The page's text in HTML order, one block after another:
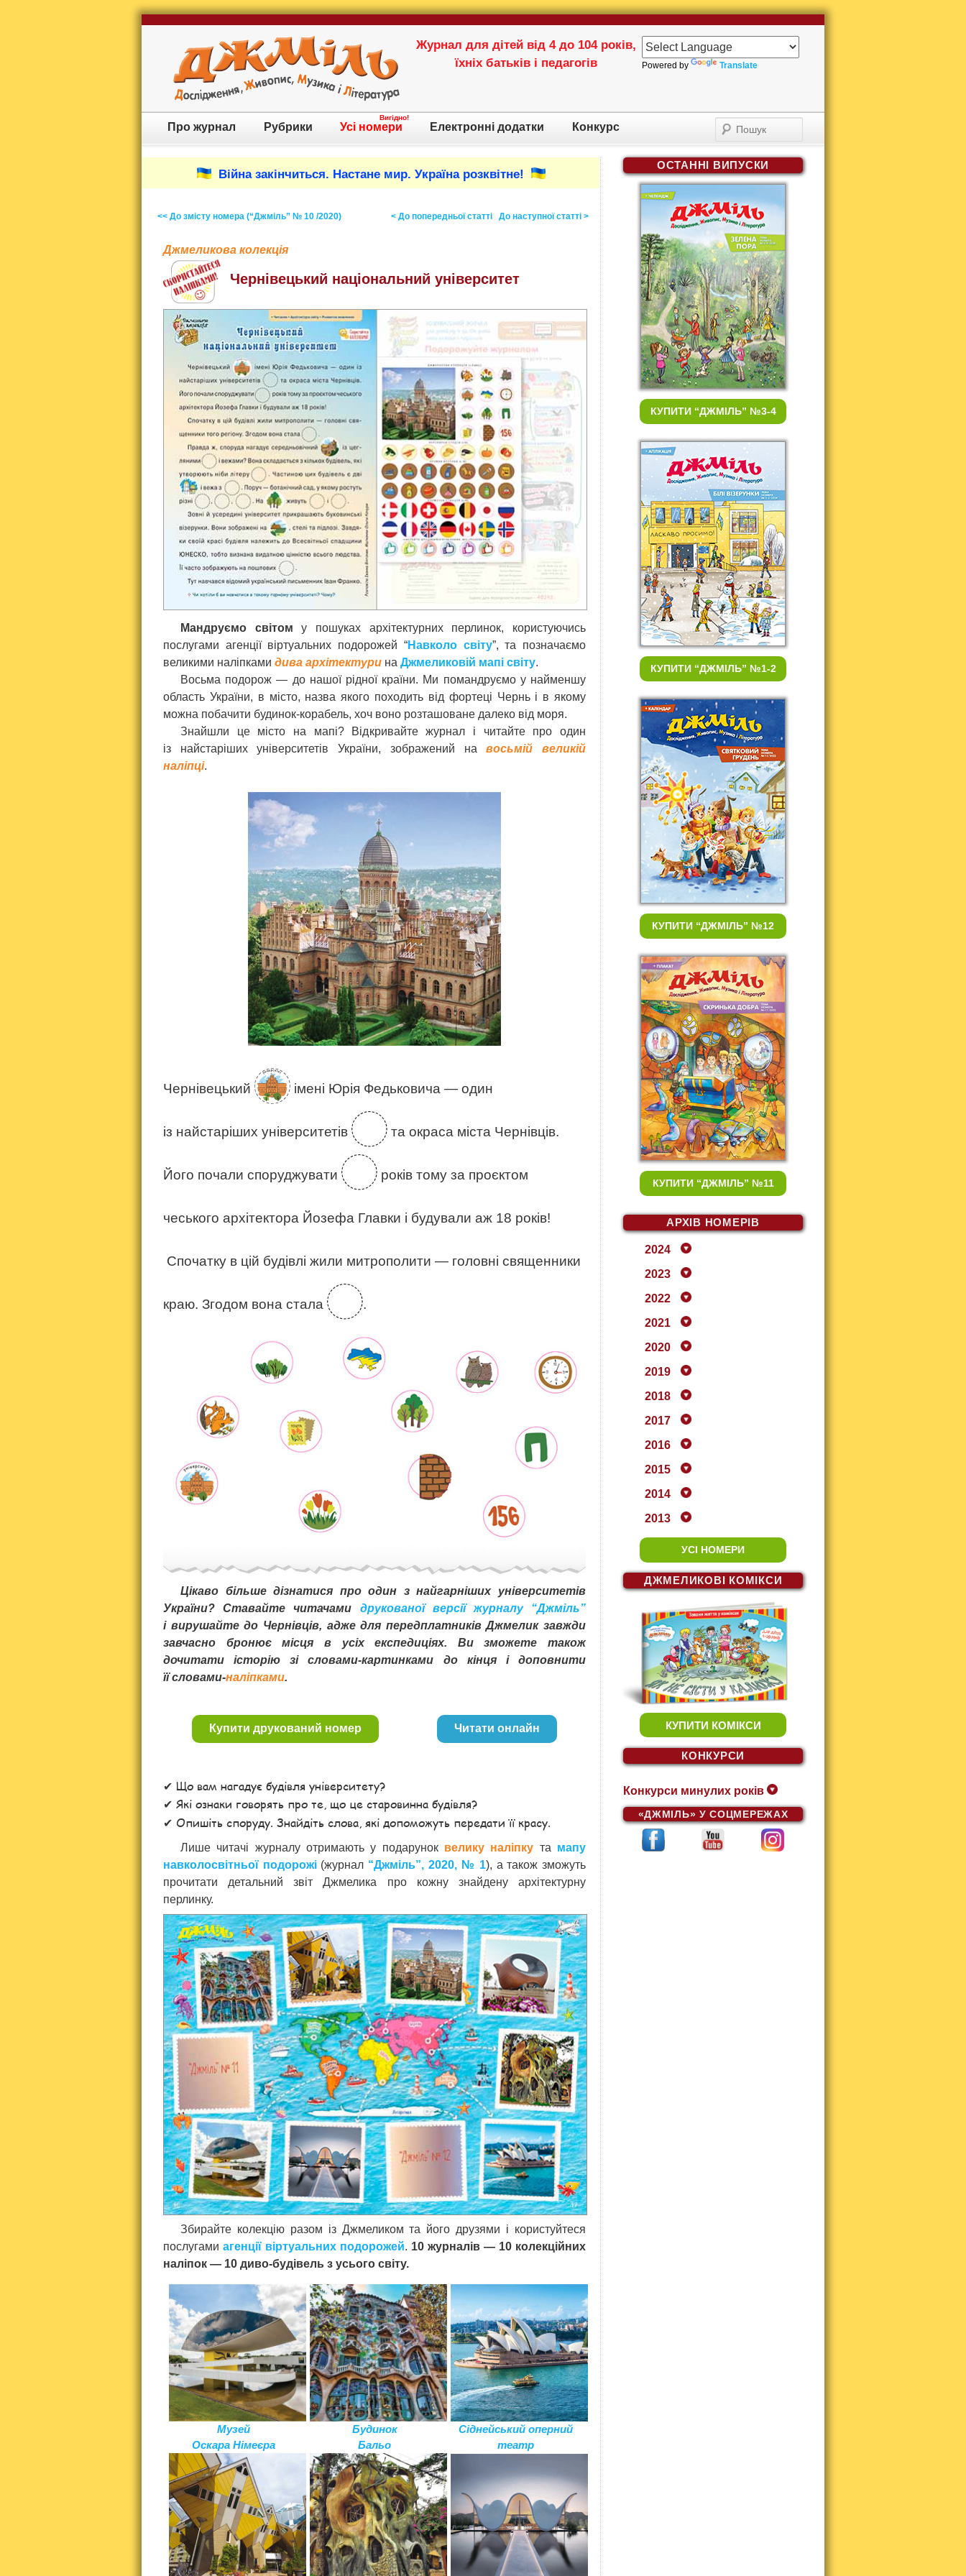
Powered by Translate
Журнал для дітей від 4 до 104 років,
їхніх батьків і педагогів
Про журнал Рубрики Усі номери
Вигідно!
Електронні додатки Конкурс
Війна закінчиться. Настане мир. Україна розквітне!
<< До змісту номера (“Джміль” № 10 /2020) < До попередньої статті До наступної статті >
Джмеликова колекція
Чернівецький національний університет
Мандруємо світом у пошуках архітектурних перлинок, користуючись
послугами агенції віртуальних подорожей “Навколо світу”, та позначаємо
великими наліпками дива архітектури на Джмеликовій мапі світу.
Восьма подорож — до нашої рідної країни. Ми помандруємо у найменшу
область України, в місто, назва якого походить від фортеці Чернь і в якому
можна побачити будинок-корабель, хоч воно розташоване далеко від моря.
Знайшли це місто на мапі? Відкривайте журнал і читайте про один
із найстаріших університетів України, зображений навосьмій великій
наліпці.
Чернівецький імені Юрія Федьковича — один
із найстаріших університетів та окраса міста Чернівців.
Його почали споруджувати років тому за проєктом
чеського архітектора Йозефа Главки і будували аж 18 років!
Спочатку в цій будівлі жили митрополити — головні священники
краю. Згодом вона стала .
Цікаво більше дізнатися про один з найгарніших університетів
України? Ставайте читачами друкованої версії журналу “Джміль”
і вирушайте до Чернівців, адже для передплатників Джмелик завжди
завчасно бронює місця в усіх експедиціях. Ви зможете також
дочитати історію зі словами-картинками до кінця і доповнити
її словами-наліпками.
Купити друкований номер Читати онлайн
Що вам нагадує будівля університету?
Які ознаки говорять про те, що це старовинна будівля?
Опишіть споруду. Знайдіть слова, які допоможуть передати її красу.
Лише читачі журналу отримають у подарунок велику наліпку та мапу
навколосвітньої подорожі(журнал “Джміль”, 2020, № 1), а також зможуть
прочитати детальний звіт Джмелика про кожну знайдену архітектурну
перлинку.
Збирайте колекцію разом із Джмеликом та його друзями і користуйтеся
послугами агенції віртуальних подорожей. 10 журналів — 10 колекційних
наліпок — 10 диво-будівель з усього світу.
Музей
Оскара Німеєра
Будинок
Бальо
Сіднейський оперний
театр
ОСТАННІ ВИПУСКИ
КУПИТИ “ДЖМІЛЬ” №3-4
КУПИТИ “ДЖМІЛЬ” №1-2
КУПИТИ “ДЖМІЛЬ” №12
КУПИТИ “ДЖМІЛЬ” №11
АРХІВ НОМЕРІВ
2024
2023
2022
2021
2020
2019
2018
2017
2016
2015
2014
2013
УСІ НОМЕРИ
ДЖМЕЛИКОВІ КОМІКСИ
КУПИТИ КОМІКСИ
КОНКУРСИ
Конкурси минулих років
«ДЖМІЛЬ» У СОЦМЕРЕЖАХ